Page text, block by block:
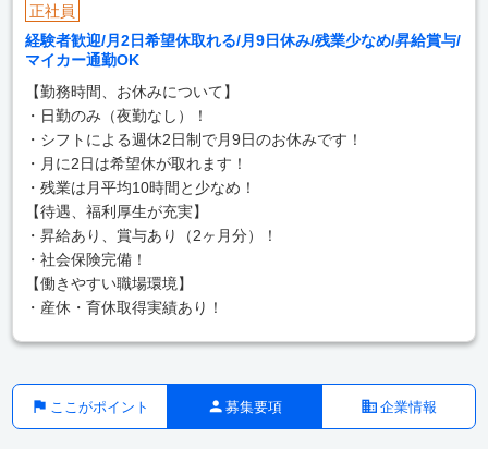
正社員
経験者歓迎/月2日希望休取れる/月9日休み/残業少なめ/昇給賞与/
マイカー通勤OK
【勤務時間、お休みについて】
・日勤のみ（夜勤なし）！
・シフトによる週休2日制で月9日のお休みです！
・月に2日は希望休が取れます！
・残業は月平均10時間と少なめ！
【待遇、福利厚生が充実】
・昇給あり、賞与あり（2ヶ月分）！
・社会保険完備！
【働きやすい職場環境】
・産休・育休取得実績あり！
ここがポイント 募集要項 企業情報